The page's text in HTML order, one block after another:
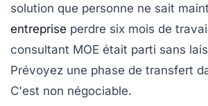
solution que personne ne sait
entreprise perdre six mois de
consultant MOE était parti sans
Prévoyez une phase de transfert
C'est non négociable.